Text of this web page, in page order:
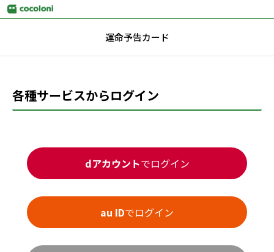
運命予告カード
各種サービスからログイン
dアカウントでログイン
au IDでログイン